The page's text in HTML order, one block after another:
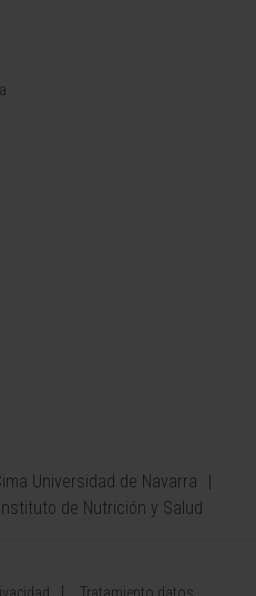
Universidad de Navarra
Instituto de Nutrición y Salud